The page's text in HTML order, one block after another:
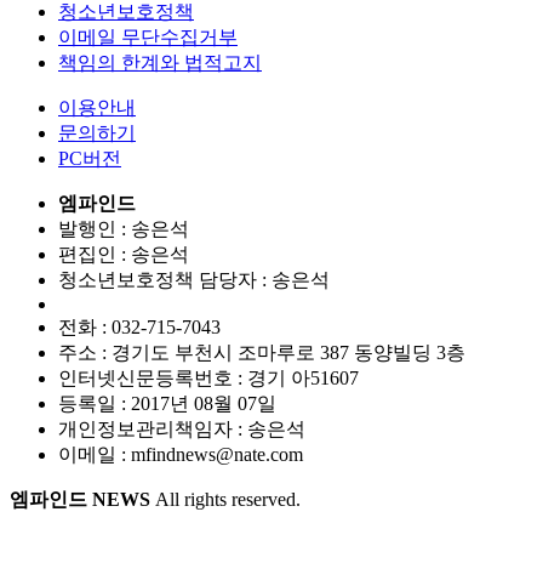
청소년보호정책
이메일 무단수집거부
책임의 한계와 법적고지
이용안내
문의하기
PC버전
엠파인드
발행인 : 송은석
편집인 : 송은석
청소년보호정책 담당자 : 송은석
전화 : 032-715-7043
주소 : 경기도 부천시 조마루로 387 동양빌딩 3층
인터넷신문등록번호 : 경기 아51607
등록일 : 2017년 08월 07일
개인정보관리책임자 : 송은석
이메일 : mfindnews@nate.com
엠파인드 NEWS All rights reserved.